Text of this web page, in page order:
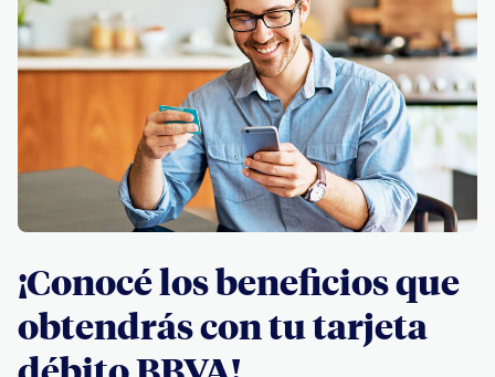
¡Conocé los beneficios que
obtendrás con tu tarjeta